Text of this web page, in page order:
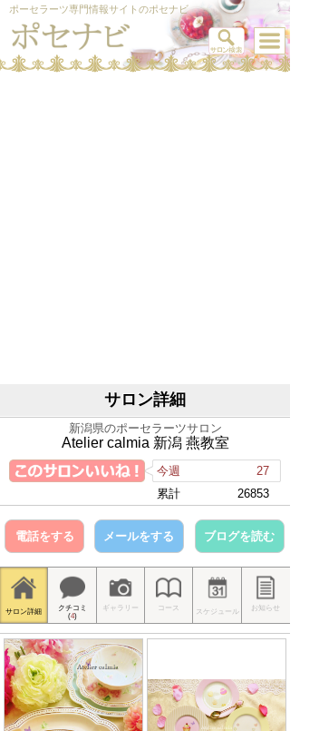
ポーセラーツ専門情報サイトのポセナビ
サロン詳細
新潟県のポーセラーツサロン
Atelier calmia 新潟 燕教室
今週
27
累計
26853
電話をする メールをする ブログを読む
サロン詳細
クチコミ
(4)
ギャラリー コース スケジュール お知らせ